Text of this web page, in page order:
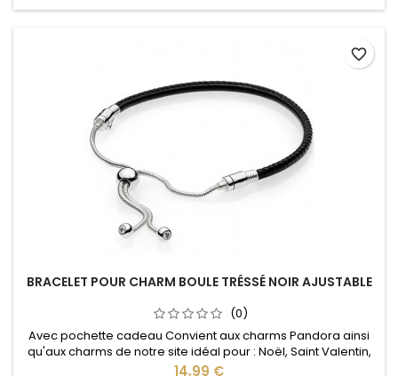
BRACELET POUR CHARM BOULE TRÉSSÉ NOIR AJUSTABLE
(0)
Avec pochette cadeau Convient aux charms Pandora ainsi
qu'aux charms de notre site idéal pour : Noël, Saint Valentin,
anniversaire, anniversaire de mariage La partie ajustable se
Prix
14,99 €
favorite_border